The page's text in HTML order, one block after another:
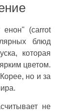
енон" (carrot
блюд
которая
цветом.
но и за
не